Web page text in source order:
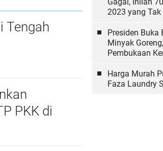
Tengah
PKK di
2023 yang
Presiden Buka
Minyak
Pembukaan
Harga Murah
Faza Laundry